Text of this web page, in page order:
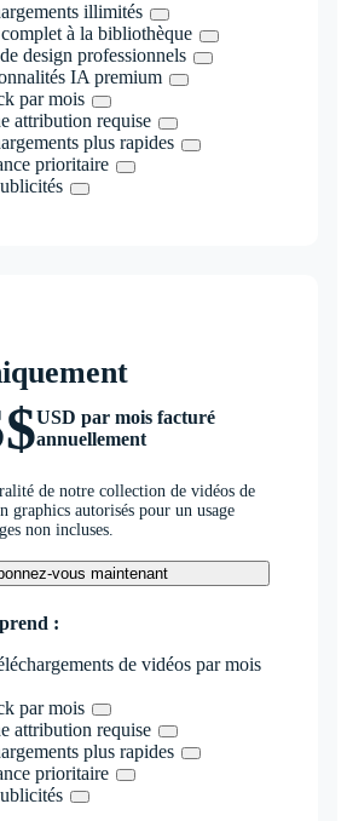
illimités
à la bibliothèque
design professionnels
IA premium
par mois
attribution requise
plus rapides
prioritaire
USD par mois facturé
annuellement
de notre collection de vidéos de
graphics autorisés pour un usage
non incluses.
vous maintenant
:
de vidéos par mois
par mois
attribution requise
plus rapides
prioritaire